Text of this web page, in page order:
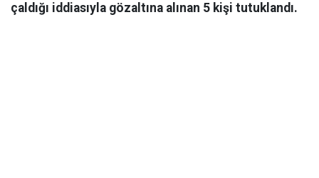
çaldığı iddiasıyla gözaltına alınan 5 kişi tutuklandı.